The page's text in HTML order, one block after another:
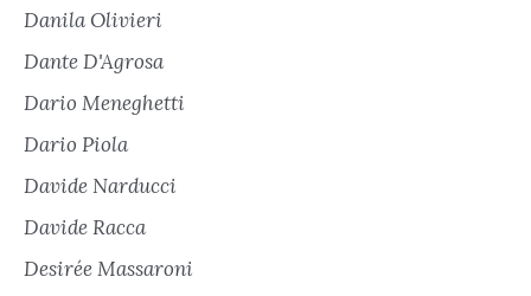
Danila Olivieri
Dante D'Agrosa
Dario Meneghetti
Dario Piola
Davide Narducci
Davide Racca
Desirée Massaroni